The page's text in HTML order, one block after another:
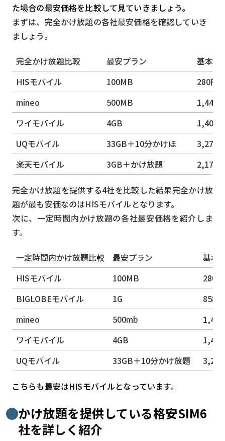
た場合の最安価格を比較して見ていきましょう。
まずは、完全かけ放題の各社最安価格を確認していき
ましょう。
完全かけ放題比較 最安プラン
基本料
HISモバイル
100MB
280円
mineo
500MB
1,441
ワイモバイル
4GB
1,408
UQモバイル
33GB＋10分かけほ
3,278
楽天モバイル
3GB＋かけ放題 2,178
完全かけ放題を提供する4社を比較した結果完全かけ放
題が最も安価なのはHISモバイルとなります。
次に、一定時間内かけ放題の各社最安価格を紹介しま
す。
一定時間内かけ放題比較 最安プラン
基本
HISモバイル
100MB
280円
BIGLOBEモバイル
1G
858円
mineo
500mb
ワイモバイル
4GB
UQモバイル
33GB＋10分かけ放題
こちらも最安はHISモバイルとなっています。
かけ放題を提供している格安SIM6
社を詳しく紹介